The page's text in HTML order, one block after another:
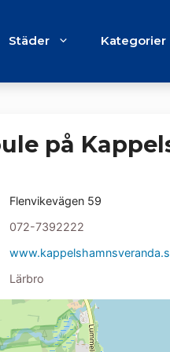
Städer Kategorier
på
Flenvikevägen 59
072-7392222
Lärbro